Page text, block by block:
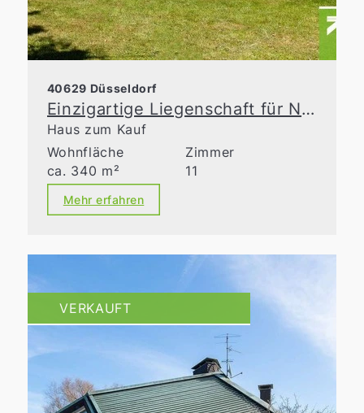
40629 Düsseldorf
Einzigartige Liegenschaft für Naturliebhaber
Haus zum Kauf
Wohnfläche
ca. 340 m²
Zimmer
11
Mehr erfahren
VERKAUFT